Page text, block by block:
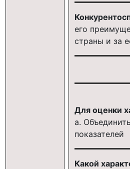
его
страны и за
Для оценки
a.
показателей
Какой